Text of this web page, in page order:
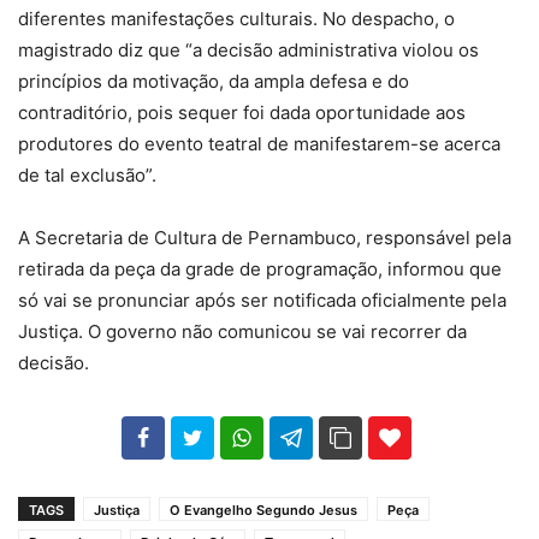
diferentes manifestações culturais. No despacho, o
magistrado diz que “a decisão administrativa violou os
princípios da motivação, da ampla defesa e do
contraditório, pois sequer foi dada oportunidade aos
produtores do evento teatral de manifestarem-se acerca
de tal exclusão”.
A Secretaria de Cultura de Pernambuco, responsável pela
retirada da peça da grade de programação, informou que
só vai se pronunciar após ser notificada oficialmente pela
Justiça. O governo não comunicou se vai recorrer da
decisão.
102 35
TAGS Justiça O Evangelho Segundo Jesus
Peça